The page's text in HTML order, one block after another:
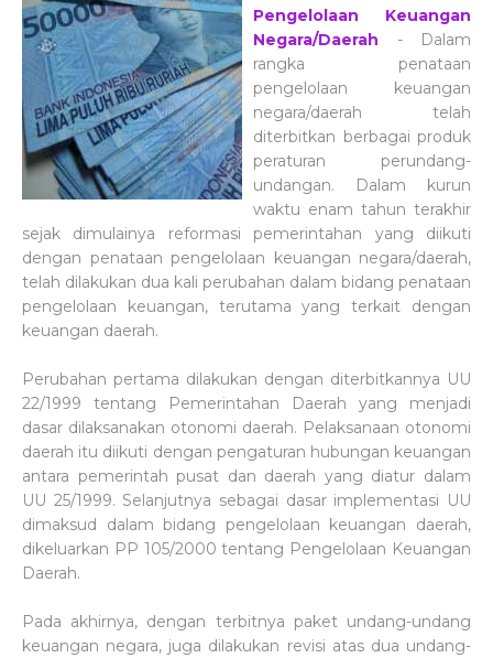
Pengelolaan Keuangan
Negara/Daerah - Dalam
rangka penataan
pengelolaan keuangan
negara/daerah telah
diterbitkan berbagai produk
peraturan perundang-
undangan. Dalam kurun
waktu enam tahun terakhir
sejak dimulainya reformasi pemerintahan yang diikuti
dengan penataan pengelolaan keuangan negara/daerah,
telah dilakukan dua kali perubahan dalam bidang penataan
pengelolaan keuangan, terutama yang terkait dengan
keuangan daerah.
Perubahan pertama dilakukan dengan diterbitkannya UU
22/1999 tentang Pemerintahan Daerah yang menjadi
dasar dilaksanakan otonomi daerah. Pelaksanaan otonomi
daerah itu diikuti dengan pengaturan hubungan keuangan
antara pemerintah pusat dan daerah yang diatur dalam
UU 25/1999. Selanjutnya sebagai dasar implementasi UU
dimaksud dalam bidang pengelolaan keuangan daerah,
dikeluarkan PP 105/2000 tentang Pengelolaan Keuangan
Daerah.
Pada akhirnya, dengan terbitnya paket undang-undang
keuangan negara, juga dilakukan revisi atas dua undang-